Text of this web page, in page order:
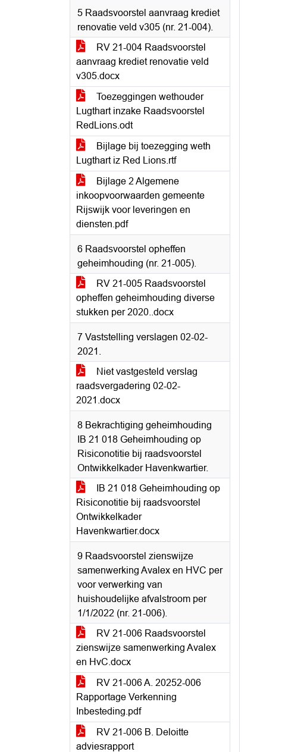
5 Raadsvoorstel aanvraag krediet
renovatie veld v305 (nr. 21-004).
RV 21-004 Raadsvoorstel
aanvraag krediet renovatie veld
v305.docx
Toezeggingen wethouder
Lugthart inzake Raadsvoorstel
RedLions.odt
Bijlage bij toezegging weth
Lugthart iz Red Lions.rtf
Bijlage 2 Algemene
inkoopvoorwaarden gemeente
Rijswijk voor leveringen en
diensten.pdf
6 Raadsvoorstel opheffen
geheimhouding (nr. 21-005).
RV 21-005 Raadsvoorstel
opheffen geheimhouding diverse
stukken per 2020..docx
7 Vaststelling verslagen 02-02-
2021.
Niet vastgesteld verslag
raadsvergadering 02-02-
2021.docx
8 Bekrachtiging geheimhouding
IB 21 018 Geheimhouding op
Risiconotitie bij raadsvoorstel
Ontwikkelkader Havenkwartier.
IB 21 018 Geheimhouding op
Risiconotitie bij raadsvoorstel
Ontwikkelkader
Havenkwartier.docx
9 Raadsvoorstel zienswijze
samenwerking Avalex en HVC per
voor verwerking van
huishoudelijke afvalstroom per
1/1/2022 (nr. 21-006).
RV 21-006 Raadsvoorstel
zienswijze samenwerking Avalex
en HvC.docx
RV 21-006 A. 20252-006
Rapportage Verkenning
Inbesteding.pdf
RV 21-006 B. Deloitte
adviesrapport